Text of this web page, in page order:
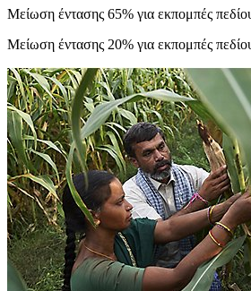
Μείωση έντασης 65% για εκπομπές
Μείωση έντασης 20% για εκπομπές